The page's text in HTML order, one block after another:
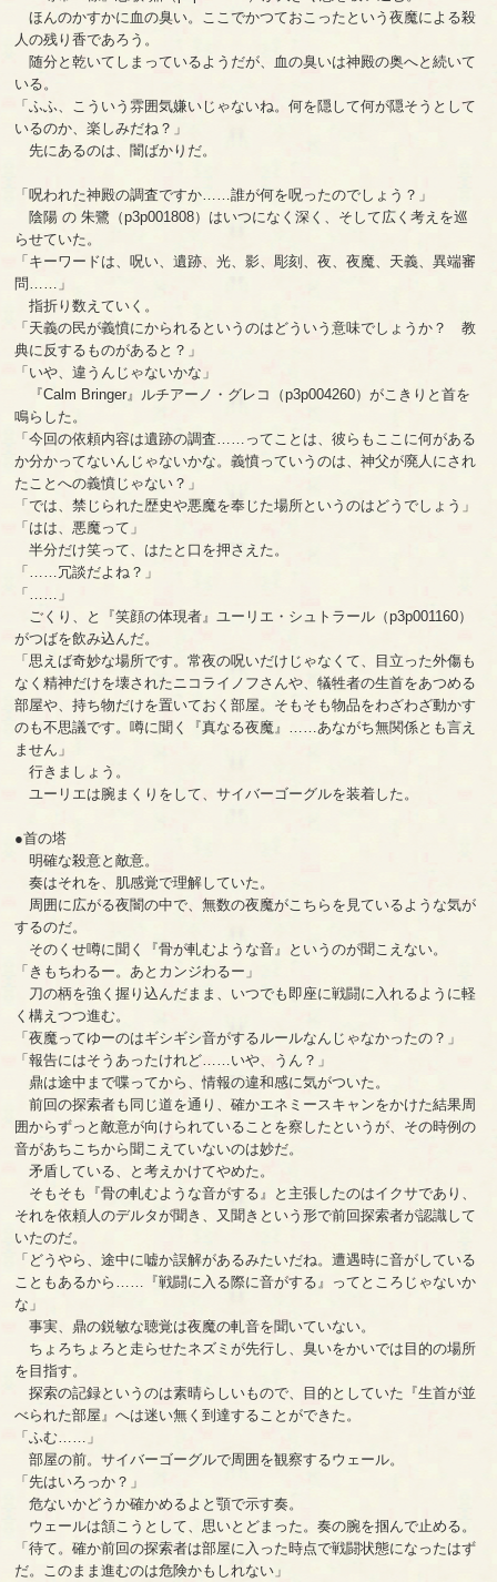
ほんのかすかに血の臭い。ここでかつておこったという夜魔による殺
人の残り香であろう。
随分と乾いてしまっているようだが、血の臭いは神殿の奥へと続いて
いる。
「ふふ、こういう雰囲気嫌いじゃないね。何を隠して何が隠そうとして
いるのか、楽しみだね？」
先にあるのは、闇ばかりだ。
「呪われた神殿の調査ですか……誰が何を呪ったのでしょう？」
陰陽 の 朱鷺（p3p001808）はいつになく深く、そして広く考えを巡
らせていた。
「キーワードは、呪い、遺跡、光、影、彫刻、夜、夜魔、天義、異端審
問……」
指折り数えていく。
「天義の民が義憤にかられるというのはどういう意味でしょうか？ 教
典に反するものがあると？」
「いや、違うんじゃないかな」
『Calm Bringer』ルチアーノ・グレコ（p3p004260）がこきりと首を
鳴らした。
「今回の依頼内容は遺跡の調査……ってことは、彼らもここに何がある
か分かってないんじゃないかな。義憤っていうのは、神父が廃人にされ
たことへの義憤じゃない？」
「では、禁じられた歴史や悪魔を奉じた場所というのはどうでしょう」
「はは、悪魔って」
半分だけ笑って、はたと口を押さえた。
「……冗談だよね？」
「……」
ごくり、と『笑顔の体現者』ユーリエ・シュトラール（p3p001160）
がつばを飲み込んだ。
「思えば奇妙な場所です。常夜の呪いだけじゃなくて、目立った外傷も
なく精神だけを壊されたニコライノフさんや、犠牲者の生首をあつめる
部屋や、持ち物だけを置いておく部屋。そもそも物品をわざわざ動かす
のも不思議です。噂に聞く『真なる夜魔』……あながち無関係とも言え
ません」
行きましょう。
ユーリエは腕まくりをして、サイバーゴーグルを装着した。
●首の塔
明確な殺意と敵意。
奏はそれを、肌感覚で理解していた。
周囲に広がる夜闇の中で、無数の夜魔がこちらを見ているような気が
するのだ。
そのくせ噂に聞く『骨が軋むような音』というのが聞こえない。
「きもちわるー。あとカンジわるー」
刀の柄を強く握り込んだまま、いつでも即座に戦闘に入れるように軽
く構えつつ進む。
「夜魔ってゆーのはギシギシ音がするルールなんじゃなかったの？」
「報告にはそうあったけれど……いや、うん？」
鼎は途中まで喋ってから、情報の違和感に気がついた。
前回の探索者も同じ道を通り、確かエネミースキャンをかけた結果周
囲からずっと敵意が向けられていることを察したというが、その時例の
音があちこちから聞こえていないのは妙だ。
矛盾している、と考えかけてやめた。
そもそも『骨の軋むような音がする』と主張したのはイクサであり、
それを依頼人のデルタが聞き、又聞きという形で前回探索者が認識して
いたのだ。
「どうやら、途中に嘘か誤解があるみたいだね。遭遇時に音がしている
こともあるから……『戦闘に入る際に音がする』ってところじゃないか
な」
事実、鼎の鋭敏な聴覚は夜魔の軋音を聞いていない。
ちょろちょろと走らせたネズミが先行し、臭いをかいでは目的の場所
を目指す。
探索の記録というのは素晴らしいもので、目的としていた『生首が並
べられた部屋』へは迷い無く到達することができた。
「ふむ……」
部屋の前。サイバーゴーグルで周囲を観察するウェール。
「先はいろっか？」
危ないかどうか確かめるよと顎で示す奏。
ウェールは頷こうとして、思いとどまった。奏の腕を掴んで止める。
「待て。確か前回の探索者は部屋に入った時点で戦闘状態になったはず
だ。このまま進むのは危険かもしれない」